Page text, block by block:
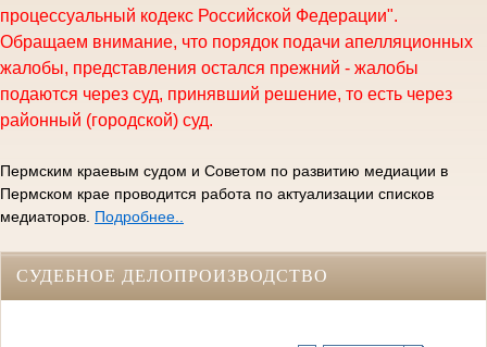
процессуальный кодекс Российской Федерации".
Обращаем внимание, что порядок подачи апелляционных
жалобы, представления остался прежний - жалобы
подаются через суд, принявший решение, то есть через
районный (городской) суд.
Пермским краевым судом и Советом по развитию медиации в
Пермском крае проводится работа по актуализации списков
медиаторов. Подробнее..
СУДЕБНОЕ ДЕЛОПРОИЗВОДСТВО